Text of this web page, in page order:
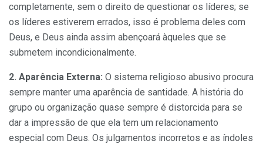
completamente, sem o direito de questionar os líderes; se
os líderes estiverem errados, isso é problema deles com
Deus, e Deus ainda assim abençoará àqueles que se
submetem incondicionalmente.
2. Aparência Externa: O sistema religioso abusivo procura
sempre manter uma aparência de santidade. A história do
grupo ou organização quase sempre é distorcida para se
dar a impressão de que ela tem um relacionamento
especial com Deus. Os julgamentos incorretos e as índoles